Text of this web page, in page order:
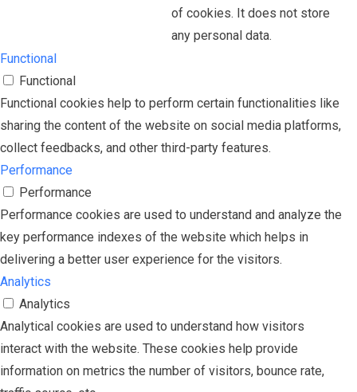
of cookies. It does not store
any personal data.
Functional
Functional
Functional cookies help to perform certain functionalities like
sharing the content of the website on social media platforms,
collect feedbacks, and other third-party features.
Performance
Performance
Performance cookies are used to understand and analyze the
key performance indexes of the website which helps in
delivering a better user experience for the visitors.
Analytics
Analytics
Analytical cookies are used to understand how visitors
interact with the website. These cookies help provide
information on metrics the number of visitors, bounce rate,